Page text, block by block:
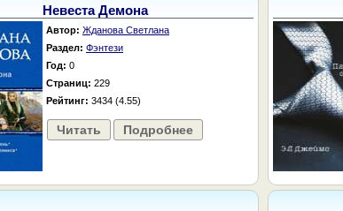
Невеста Демона
Автор: Жданова Светлана
Раздел: Фэнтези
Год: 0
Страниц: 229
Рейтинг: 3434 (4.55)
Читать Подробнее